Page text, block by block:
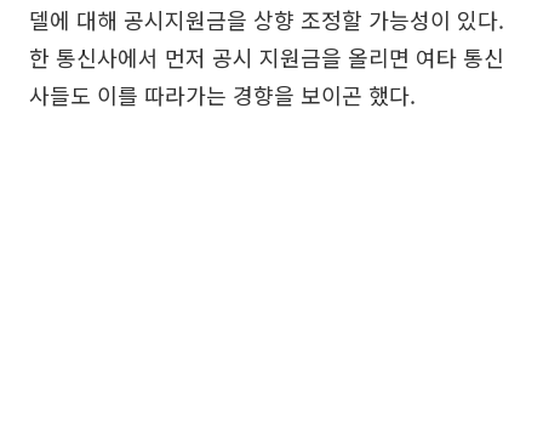
델에 대해 공시지원금을 상향 조정할 가능성이 있다.
한 통신사에서 먼저 공시 지원금을 올리면 여타 통신
사들도 이를 따라가는 경향을 보이곤 했다.